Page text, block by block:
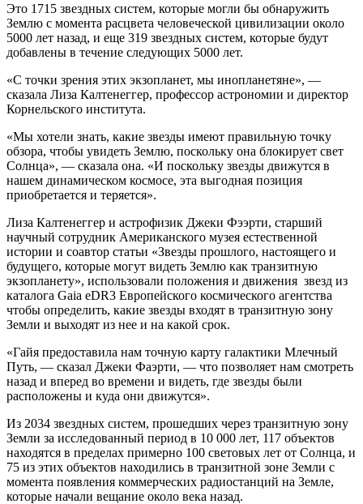
Это 1715 звездных систем, которые могли бы обнаружить
Землю с момента расцвета человеческой цивилизации около
5000 лет назад, и еще 319 звездных систем, которые будут
добавлены в течение следующих 5000 лет.
«С точки зрения этих экзопланет, мы инопланетяне», —
сказала Лиза Калтенеггер, профессор астрономии и директор
Корнельского института.
«Мы хотели знать, какие звезды имеют правильную точку
обзора, чтобы увидеть Землю, поскольку она блокирует свет
Солнца», — сказала она. «И поскольку звезды движутся в
нашем динамическом космосе, эта выгодная позиция
приобретается и теряется».
Лиза Калтенеггер и астрофизик Джеки Фээрти, старший
научный сотрудник Американского музея естественной
истории и соавтор статьи «Звезды прошлого, настоящего и
будущего, которые могут видеть Землю как транзитную
экзопланету», использовали положения и движения звезд из
каталога Gaia eDR3 Европейского космического агентства
чтобы определить, какие звезды входят в транзитную зону
Земли и выходят из нее и на какой срок.
«Гайя предоставила нам точную карту галактики Млечный
Путь, — сказал Джеки Фаэрти, — что позволяет нам смотреть
назад и вперед во времени и видеть, где звезды были
расположены и куда они движутся».
Из 2034 звездных систем, прошедших через транзитную зону
Земли за исследованный период в 10 000 лет, 117 объектов
находятся в пределах примерно 100 световых лет от Солнца, и
75 из этих объектов находились в транзитной зоне Земли с
момента появления коммерческих радиостанций на Земле,
которые начали вещание около века назад.